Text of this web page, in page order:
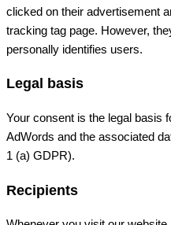
clicked on their advertisement
tracking tag page. However,
personally identifies users.
Legal basis
Your consent is the legal basis
AdWords and the associated
1 (a) GDPR).
Recipients